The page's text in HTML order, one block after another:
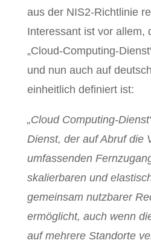
aus der NIS2-Richtlinie
Interessant ist vor allem,
„Cloud-Computing-
und nun auch auf
einheitlich definiert ist:
„Cloud Computing-
Dienst, der auf Abruf die
umfassenden
skalierbaren und
gemeinsam nutzbarer
ermöglicht, auch wenn
auf mehrere Standorte